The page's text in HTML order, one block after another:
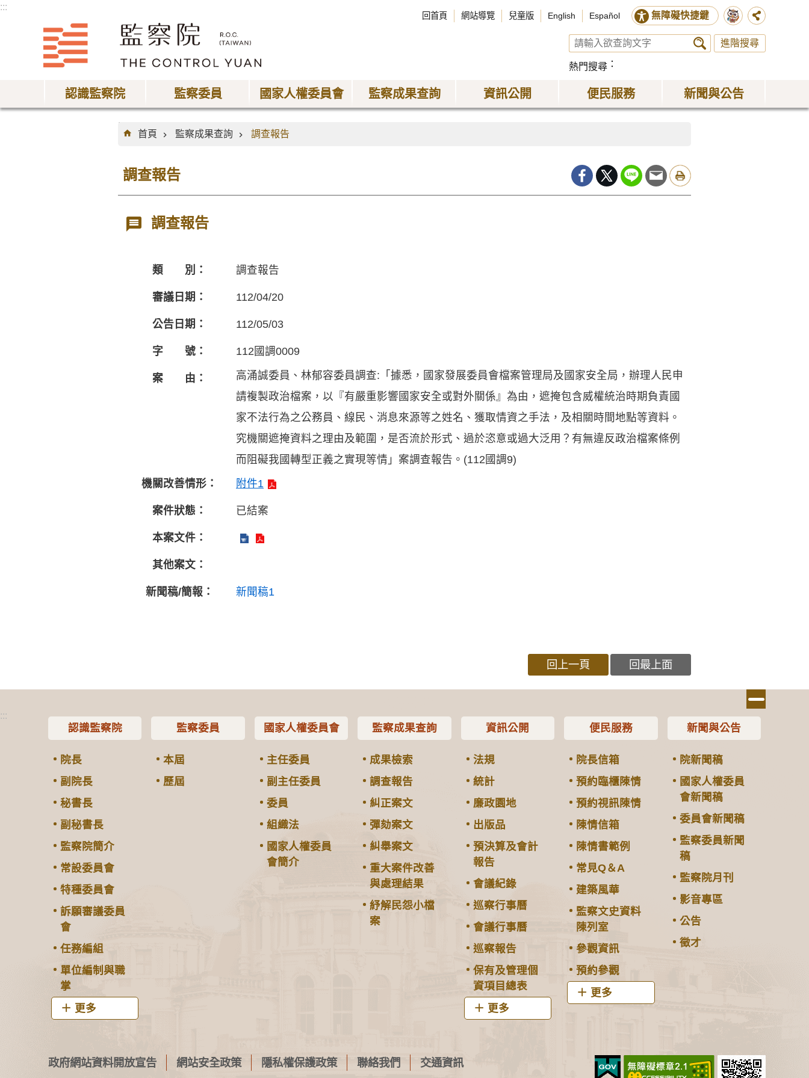
:::
回首頁 網站導覽 兒童版 English Español 無障礙快捷鍵
進階搜尋
熱門搜尋
認識監察院 監察委員 國家人權委員會 監察成果查詢 資訊公開 便民服務 新聞與公告
:::
首頁
監察成果查詢 調查報告
調查報告
調查報告
類 別： 調查報告
審議日期： 112/04/20
公告日期： 112/05/03
字 號： 112國調0009
案 由：
高涌誠委員、林郁容委員調查:「據悉，國家發展委員會檔案管理局及國家安全局，辦理人民申
請複製政治檔案，以『有嚴重影響國家安全或對外關係』為由，遮掩包含威權統治時期負責國
家不法行為之公務員、線民、消息來源等之姓名、獲取情資之手法，及相關時間地點等資料。
究機關遮掩資料之理由及範圍，是否流於形式、過於恣意或過大泛用？有無違反政治檔案條例
而阻礙我國轉型正義之實現等情」案調查報告。(112國調9)
機關改善情形：
附件1
案件狀態： 已結案
本案文件：
其他案文：
新聞稿/簡報： 新聞稿1
回上一頁 回最上面
:::
認識監察院
院長
副院長
秘書長
副秘書長
監察院簡介
常設委員會
特種委員會
訴願審議委員
會
任務編組
單位編制與職
掌
更多
監察委員
本屆
歷屆
國家人權委員會
主任委員
副主任委員
委員
組織法
國家人權委員
會簡介
監察成果查詢
成果檢索
調查報告
糾正案文
彈劾案文
糾舉案文
重大案件改善
與處理結果
紓解民怨小檔
案
資訊公開
法規
統計
廉政園地
出版品
預決算及會計
報告
會議紀錄
巡察行事曆
會議行事曆
巡察報告
保有及管理個
資項目總表
更多
便民服務
院長信箱
預約臨櫃陳情
預約視訊陳情
陳情信箱
陳情書範例
常見Q＆A
建築風華
監察文史資料
陳列室
參觀資訊
預約參觀
更多
新聞與公告
院新聞稿
國家人權委員
會新聞稿
委員會新聞稿
監察委員新聞
稿
監察院月刊
影音專區
公告
徵才
政府網站資料開放宣告 網站安全政策 隱私權保護政策 聯絡我們 交通資訊